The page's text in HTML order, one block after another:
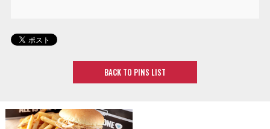
BACK TO PINS LIST